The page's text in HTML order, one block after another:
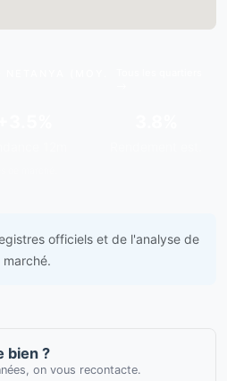
officiels et de l'analyse de
marché.
bien ?
on vous recontacte.